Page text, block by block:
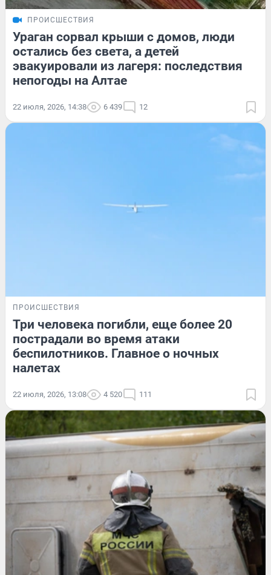
ПРОИСШЕСТВИЯ
Ураган сорвал крыши с домов, люди
остались без света, а детей
эвакуировали из лагеря: последствия
непогоды на Алтае
22 июля, 2026, 14:38 6 439 12
ПРОИСШЕСТВИЯ
Три человека погибли, еще более 20
пострадали во время атаки
беспилотников. Главное о ночных
налетах
22 июля, 2026, 13:08 4 520 111